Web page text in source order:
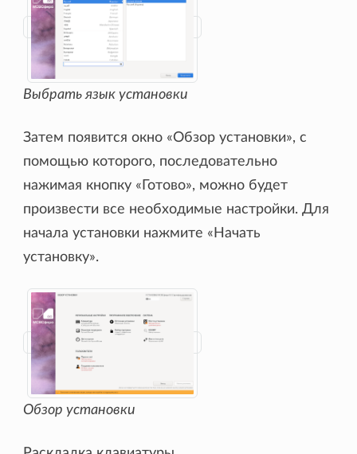
Выбрать язык установки
Затем появится окно «Обзор установки», с
помощью которого, последовательно
нажимая кнопку «Готово», можно будет
произвести все необходимые настройки. Для
начала установки нажмите «Начать
установку».
Обзор установки